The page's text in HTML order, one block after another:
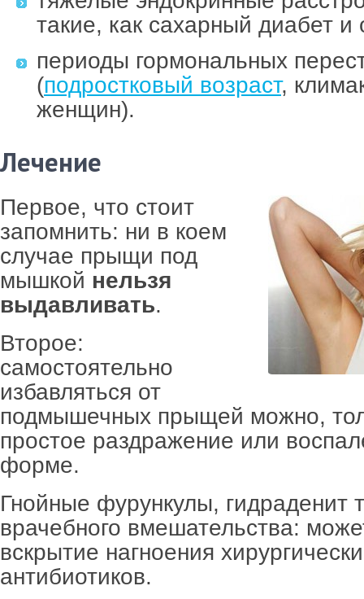
такие, как сахарный диабет
периоды гормональных
(подростковый возраст,
женщин).
Лечение
Первое, что стоит
запомнить: ни в коем
случае прыщи под
мышкой нельзя
выдавливать.
Второе:
самостоятельно
избавляться от
подмышечных прыщей можно,
простое раздражение или
форме.
Гнойные фурункулы, гидраденит
врачебного вмешательства:
вскрытие нагноения
антибиотиков.